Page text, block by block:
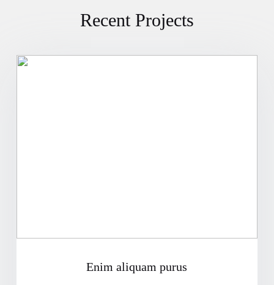
Recent Projects
Enim aliquam purus